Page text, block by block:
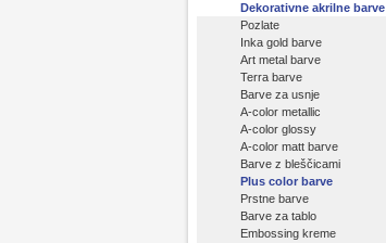
Dekorativne akrilne barve
Pozlate
Inka gold barve
Art metal barve
Terra barve
Barve za usnje
A-color metallic
A-color glossy
A-color matt barve
Barve z bleščicami
Plus color barve
Prstne barve
Barve za tablo
Embossing kreme